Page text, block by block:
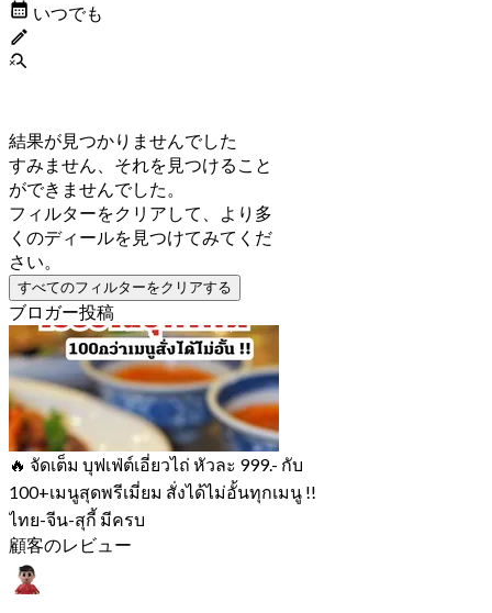
いつでも
結果が見つかりませんでした
すみません、それを見つけること
ができませんでした。
フィルターをクリアして、より多
くのディールを見つけてみてくだ
さい。
すべてのフィルターをクリアする
ブロガー投稿
🔥 จัดเต็ม บุฟเฟ่ต์เอี่ยวไถ่ หัวละ 999.- กับ
100+เมนูสุดพรีเมี่ยม สั่งได้ไม่อั้นทุกเมนู !!
ไทย-จีน-สุกี้ มีครบ
顧客のレビュー